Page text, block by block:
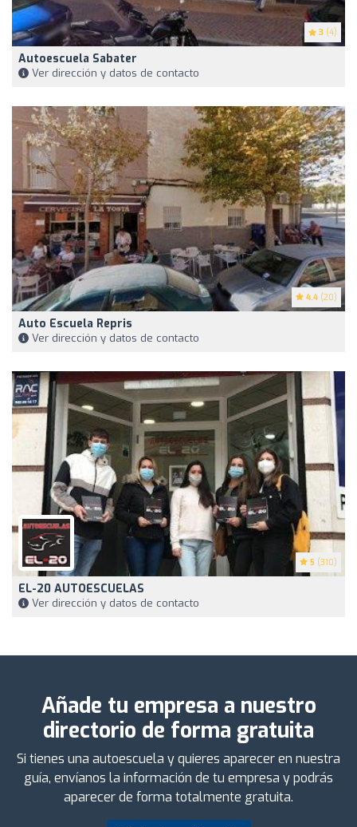
3 (4)
Autoescuela Sabater
Ver dirección y datos de contacto
4.4 (20)
Auto Escuela Repris
Ver dirección y datos de contacto
5 (310)
EL-20 AUTOESCUELAS
Ver dirección y datos de contacto
Añade tu empresa a nuestro
directorio de forma gratuita
Si tienes una autoescuela y quieres aparecer en nuestra
guía, envíanos la información de tu empresa y podrás
aparecer de forma totalmente gratuita.